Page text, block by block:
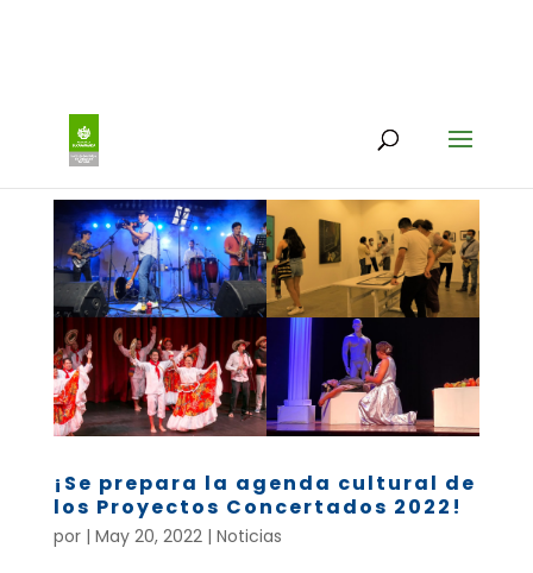
¡Se prepara la agenda cultural de
los Proyectos Concertados 2022!
por | May 20, 2022| Noticias